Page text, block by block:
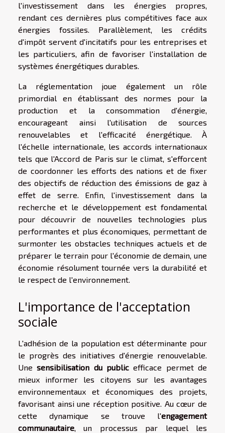
l'investissement dans les énergies propres,
rendant ces dernières plus compétitives face aux
énergies fossiles. Parallèlement, les crédits
d'impôt servent d'incitatifs pour les entreprises et
les particuliers, afin de favoriser l'installation de
systèmes énergétiques durables.
La réglementation joue également un rôle
primordial en établissant des normes pour la
production et la consommation d'énergie,
encourageant ainsi l'utilisation de sources
renouvelables et l'efficacité énergétique. À
l'échelle internationale, les accords internationaux
tels que l'Accord de Paris sur le climat, s'efforcent
de coordonner les efforts des nations et de fixer
des objectifs de réduction des émissions de gaz à
effet de serre. Enfin, l'investissement dans la
recherche et le développement est fondamental
pour découvrir de nouvelles technologies plus
performantes et plus économiques, permettant de
surmonter les obstacles techniques actuels et de
préparer le terrain pour l'économie de demain, une
économie résolument tournée vers la durabilité et
le respect de l'environnement.
L'importance de l'acceptation
sociale
L'adhésion de la population est déterminante pour
le progrès des initiatives d'énergie renouvelable.
Unesensibilisation du public efficace permet de
mieux informer les citoyens sur les avantages
environnementaux et économiques des projets,
favorisant ainsi une réception positive. Au cœur de
cette dynamique se trouve l'engagement
communautaire , un processus par lequel les